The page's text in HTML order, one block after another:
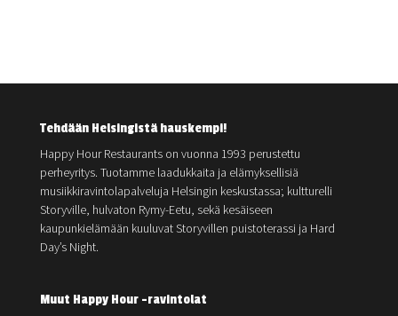
Tehdään Helsingistä hauskempi!
Happy Hour Restaurants on vuonna 1993 perustettu
perheyritys. Tuotamme laadukkaita ja elämyksellisiä
musiikkiravintolapalveluja Helsingin keskustassa; kultturelli
Storyville, hulvaton Rymy-Eetu, sekä kesäiseen
kaupunkielämään kuuluvat Storyvillen puistoterassi ja Hard
Day’s Night.
Muut Happy Hour -ravintolat